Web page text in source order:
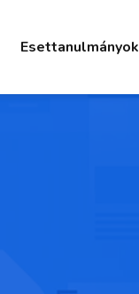
Esettanulmányok